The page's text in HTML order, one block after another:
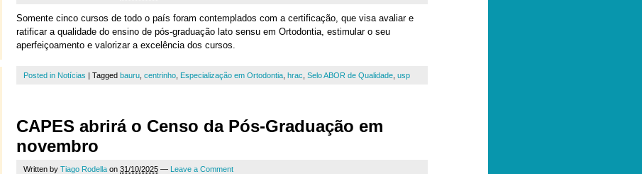
Somente cinco cursos de todo o país foram contemplados com a certificação, que visa avaliar e
ratificar a qualidade do ensino de pós-graduação lato sensu em Ortodontia, estimular o seu
aperfeiçoamento e valorizar a excelência dos cursos.
Posted in Notícias | Tagged bauru centrinho Especialização em Ortodontia hrac Selo ABOR de Qualidade usp
CAPES abrirá o Censo da Pós-Graduação em
novembro
Written by Tiago Rodella on 31/10/2025 — Leave a Comment